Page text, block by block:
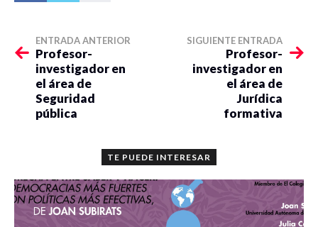
ENTRADA ANTERIOR
Profesor-
investigador en
el área de
Seguridad
pública
SIGUIENTE ENTRADA
Profesor-
investigador en
el área de
Jurídica
formativa
TE PUEDE INTERESAR